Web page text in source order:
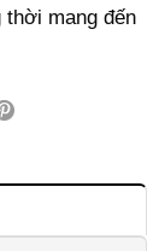
thời mang đến